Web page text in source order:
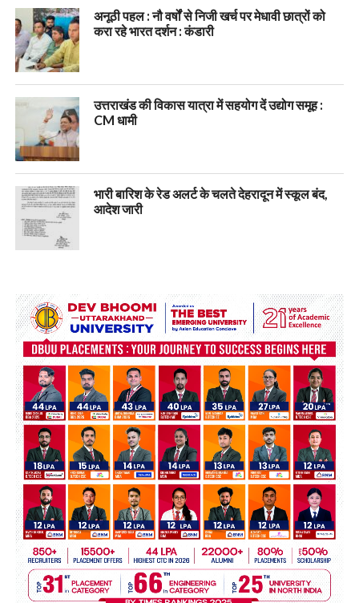
अनूठी पहल : नौ वर्षों से निजी खर्च पर मेधावी छात्रों को
करा रहे भारत दर्शन : कंडारी
उत्तराखंड की विकास यात्रा में सहयोग दें उद्योग समूह :
CM धामी
भारी बारिश के रेड अलर्ट के चलते देहरादून में स्कूल बंद,
आदेश जारी